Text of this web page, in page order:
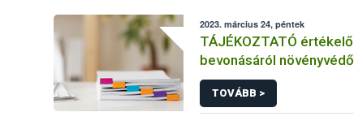
2023. március 24, péntek
TÁJÉKOZTATÓ
bevonásáról
hatóanyag és
engedélyezésére,
engedély
TOVÁBB >